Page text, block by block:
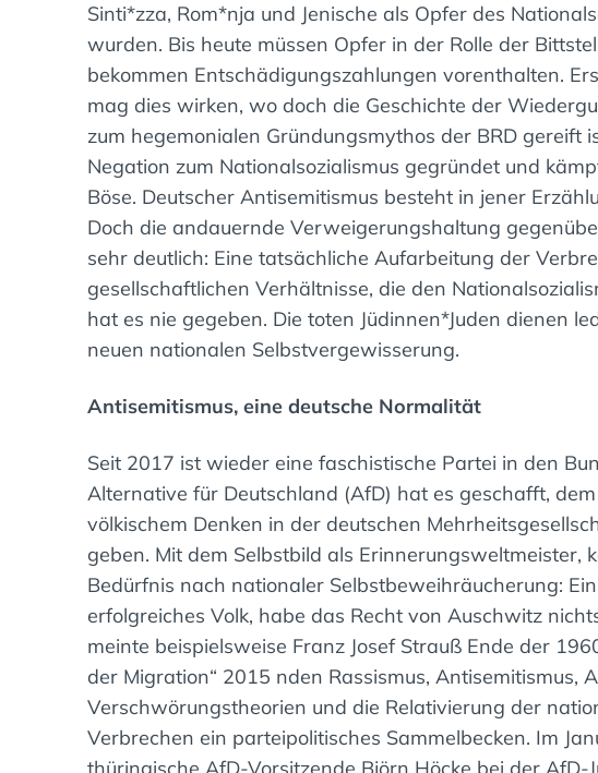
Sinti*zza, Rom*nja und Jenische als Opfer des
wurden. Bis heute müssen Opfer in der Rolle der
bekommen Entschädigungszahlungen vorenthalten.
mag dies wirken, wo doch die Geschichte der
zum hegemonialen Gründungsmythos der BRD gereift
Negation zum Nationalsozialismus gegründet und
Böse. Deutscher Antisemitismus besteht in jener
Doch die andauernde Verweigerungshaltung
sehr deutlich: Eine tatsächliche Aufarbeitung der
gesellschaftlichen Verhältnisse, die den
hat es nie gegeben. Die toten Jüdinnen*Juden dienen
neuen nationalen Selbstvergewisserung.
Antisemitismus, eine deutsche Normalität
Seit 2017 ist wieder eine faschistische Partei in den
Alternative für Deutschland (AfD) hat es geschafft,
völkischem Denken in der deutschen
geben. Mit dem Selbstbild als Erinnerungsweltmeister,
Bedürfnis nach nationaler Selbstbeweihräucherung:
erfolgreiches Volk, habe das Recht von Auschwitz
meinte beispielsweise Franz Josef Strauß Ende der
der Migration“ 2015 nden Rassismus, Antisemitismus,
Verschwörungstheorien und die Relativierung der
Verbrechen ein parteipolitisches Sammelbecken. Im